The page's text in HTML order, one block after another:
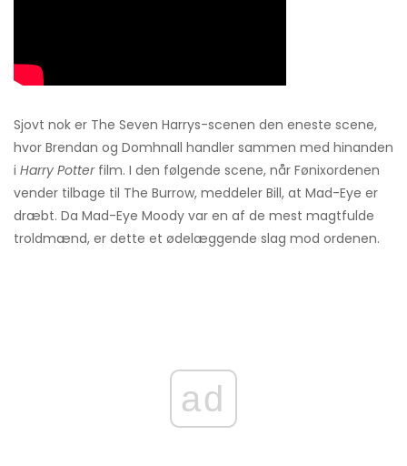
Sjovt nok er The Seven Harrys-scenen den eneste scene,
hvor Brendan og Domhnall handler sammen med hinanden
i Harry Potterfilm. I den følgende scene, når Fønixordenen
vender tilbage til The Burrow, meddeler Bill, at Mad-Eye er
dræbt. Da Mad-Eye Moody var en af ​​de mest magtfulde
troldmænd, er dette et ødelæggende slag mod ordenen.
ad